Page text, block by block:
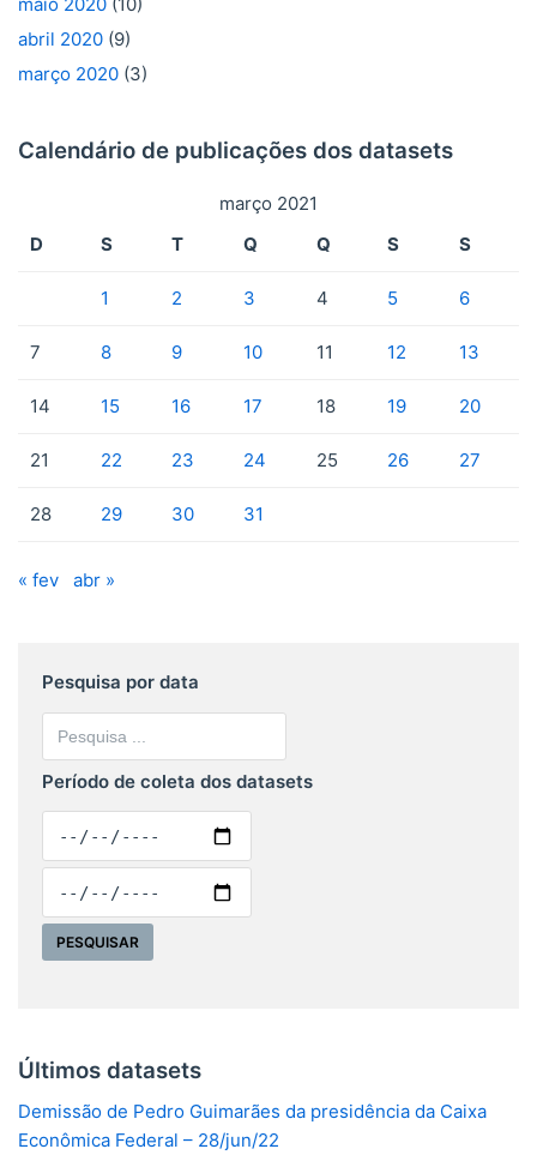
abril 2020 (9)
março 2020 (3)
Calendário de publicações dos datasets
março 2021
D
S T Q Q S S
1 2 3 4 5 6
7 8 9 10 11 12 13
14 15 16 17 18 19 20
21 22 23 24 25 26 27
28 29 30 31
« fev abr »
Pesquisa por data
Período de coleta dos datasets
Últimos datasets
Demissão de Pedro Guimarães da presidência da Caixa
Econômica Federal – 28/jun/22